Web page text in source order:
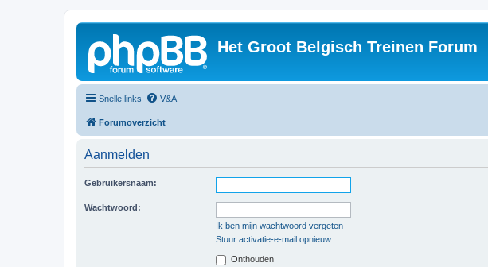
Het Groot Belgisch Treinen Forum
Snelle links V&A
Forumoverzicht
Aanmelden
Gebruikersnaam:
Wachtwoord:
Ik ben mijn wachtwoord vergeten
Stuur activatie-e-mail opnieuw
Onthouden